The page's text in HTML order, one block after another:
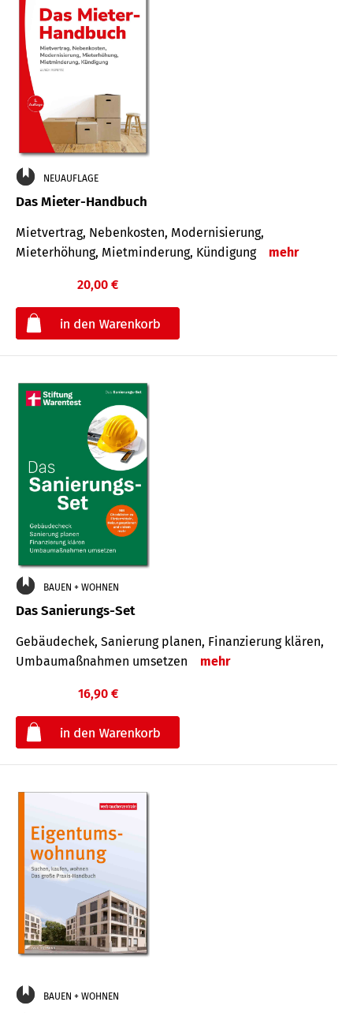
NEUAUFLAGE
Das Mieter-Handbuch
Mietvertrag, Nebenkosten, Modernisierung,
Mieterhöhung, Mietminderung, Kündigung
mehr
20,00 €
BAUEN + WOHNEN
Das Sanierungs-Set
Gebäudechek, Sanierung planen, Finanzierung klären,
Umbaumaßnahmen umsetzen
mehr
16,90 €
BAUEN + WOHNEN